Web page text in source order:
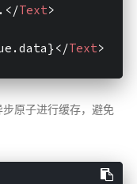
</Text>
</Text>
步原子进行缓存，避免